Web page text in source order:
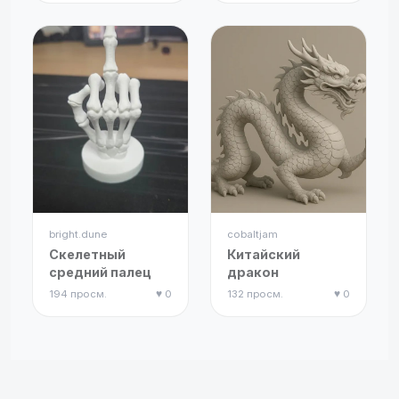
bright.dune
Скелетный
средний палец
194 просм. ♥ 0
cobaltjam
Китайский
дракон
132 просм. ♥ 0